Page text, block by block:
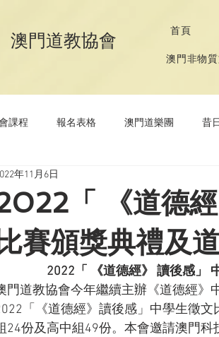
​澳門道教協會 首頁
澳門非物
課程 報名表格 澳門道樂團 昔
音樂
「 《道德
比賽頒獎典禮及
年11月6日
2022「 《道德經》 讀後感」
門道教協會今年繼續主辦《道德經》
「《道德經》讀後感」中學生徵
24份及高中組49份。本會邀請澳門